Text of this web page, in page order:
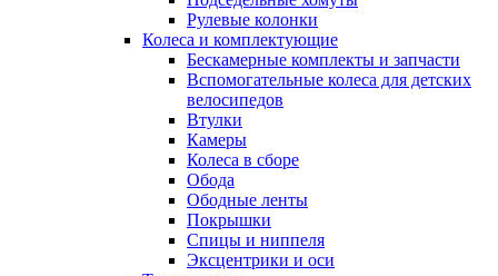
Рулевые колонки
Колеса и комплектующие
Бескамерные комплекты и запчасти
Вспомогательные колеса для детских
велосипедов
Втулки
Камеры
Колеса в сборе
Обода
Ободные ленты
Покрышки
Спицы и ниппеля
Эксцентрики и оси